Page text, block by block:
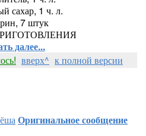
сахар, 1 ч. л.
7 штук
далее...
вверх^ к полной версии
Оригинальное сообщение